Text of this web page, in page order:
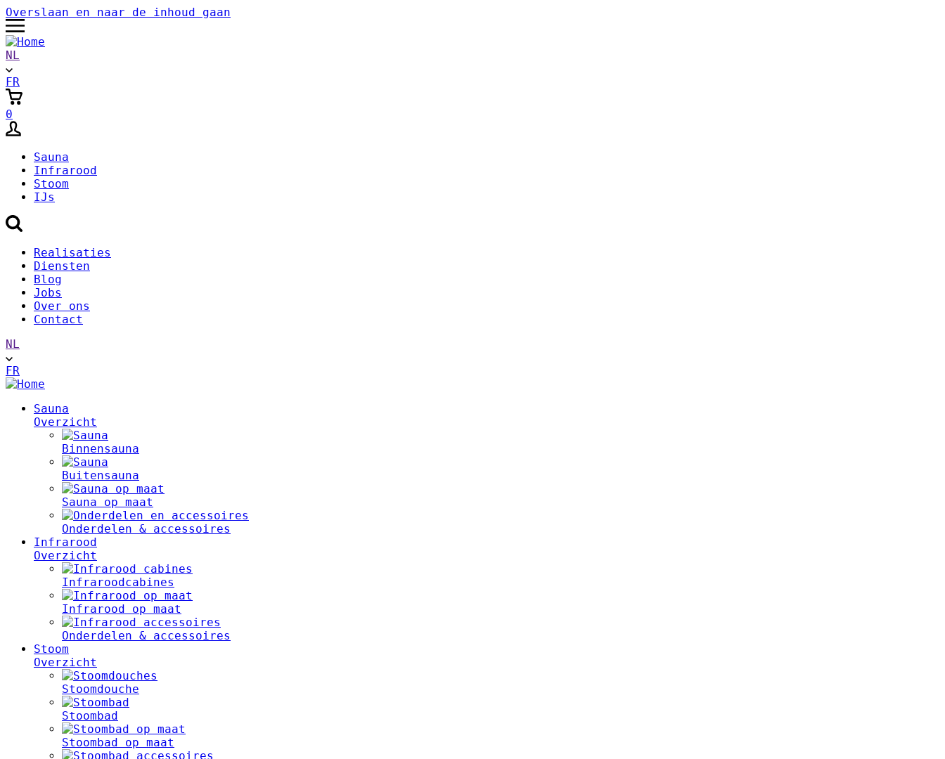
Overslaan en naar de inhoud gaan
NL
FR
0
Sauna
Infrarood
Stoom
IJs
Secondary
Menu
Realisaties
Diensten
Blog
Jobs
Over ons
Contact
NL
FR
Main
navigation
Sauna
Overzicht
Binnensauna
Buitensauna
Sauna op maat
Onderdelen & accessoires
Infrarood
Overzicht
Infraroodcabines
Infrarood op maat
Onderdelen & accessoires
Stoom
Overzicht
Stoomdouche
Stoombad
Stoombad op maat